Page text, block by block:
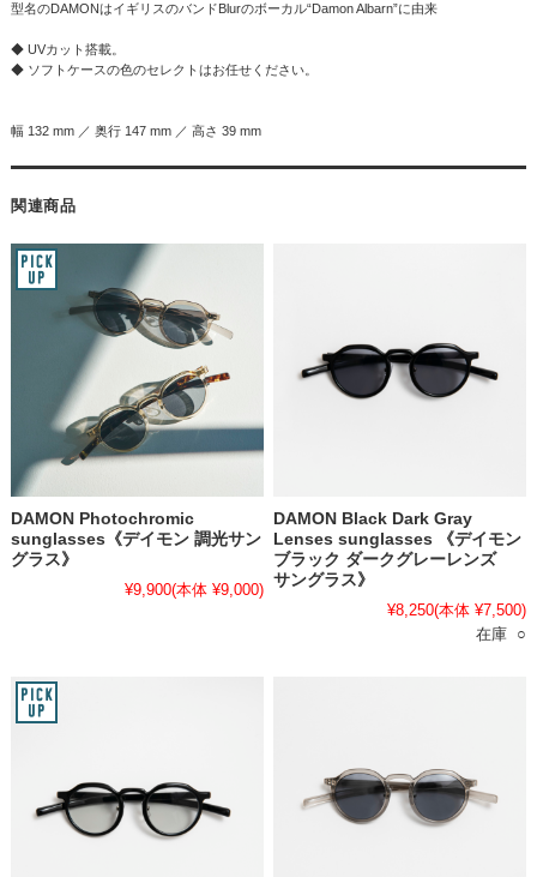
型名のDAMONはイギリスのバンドBlurのボーカル“Damon Albarn”に由来
◆ UVカット搭載。
◆ ソフトケースの色のセレクトはお任せください。
幅 132 mm ／ 奥行 147 mm ／ 高さ 39 mm
関連商品
DAMON Photochromic
sunglasses《デイモン 調光サン
グラス》
¥9,900(本体 ¥9,000)
DAMON Black Dark Gray
Lenses sunglasses 《デイモン
ブラック ダークグレーレンズ
サングラス》
¥8,250(本体 ¥7,500)
在庫 ○